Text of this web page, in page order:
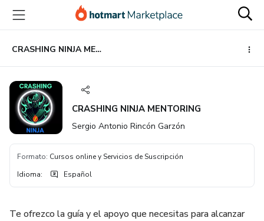
principal
página
de
página
CRASHING NINJA MENTORING
CRASHING NINJA MENTORING
Sergio Antonio Rincón Garzón
Formato: Cursos online y Servicios de Suscripción
Idioma: Español
Te ofrezco la guía y el apoyo que necesitas para alcanzar